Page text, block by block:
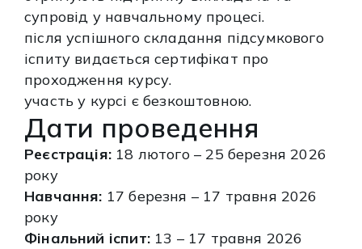
супровід у навчальному процесі.
після успішного складання підсумкового
іспиту видається сертифікат про
проходження курсу.
участь у курсі є безкоштовною.
Дати проведення
Реєстрація:18 лютого – 25 березня 2026
року
Навчання: 17 березня – 17 травня 2026
року
Фінальний іспит:13 – 17 травня 2026